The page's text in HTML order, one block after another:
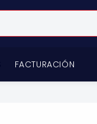
FACTURACIÓN